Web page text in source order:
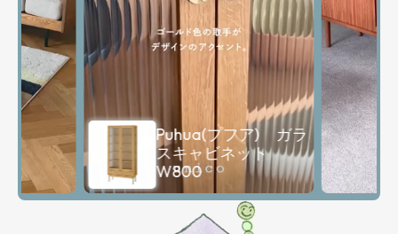
Demi(デミ) キャビ
ネット W1220